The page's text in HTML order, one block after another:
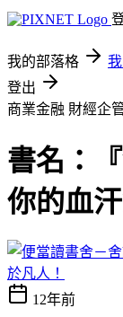
我的部落格
登出
商業金融 財經企
書名：
你的血汗
於凡人！
12年前